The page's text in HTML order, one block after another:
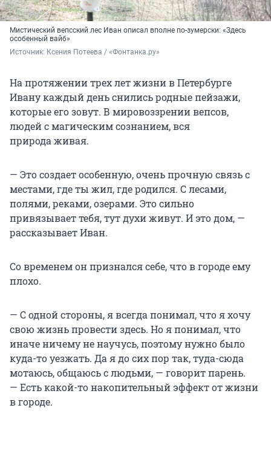
Мистический вепсский лес Иван описал вполне по-зумерски: «Здесь
особенный вайб»
Источник: Ксения Потеева / «Фонтанка.ру»
На протяжении трех лет жизни в Петербурге
Ивану каждый день снились родные пейзажи,
которые его зовут. В мировоззрении вепсов,
людей с магическим сознанием, вся
природа живая.
— Это создает особенную, очень прочную связь с
местами, где ты жил, где родился. С лесами,
полями, реками, озерами. Это сильно
привязывает тебя, тут духи живут. И это дом, —
рассказывает Иван.
Со временем он признался себе, что в городе ему
плохо.
— С одной стороны, я всегда понимал, что я хочу
свою жизнь провести здесь. Но я понимал, что
иначе ничему не научусь, поэтому нужно было
куда-то уезжать. Да я до сих пор так, туда-сюда
мотаюсь, общаюсь с людьми, — говорит парень.
— Есть какой-то накопительный эффект от жизни
в городе.